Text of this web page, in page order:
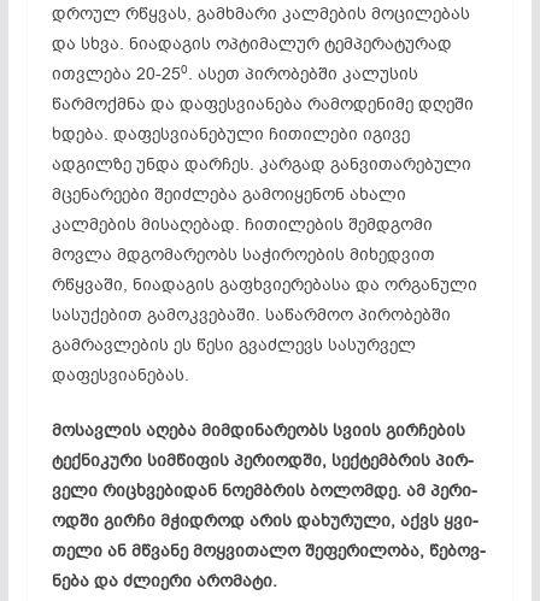
დროულ რწყვას, გამხმარი კალმების მოცი­ლებას
და სხვა. ნიადაგის ოპტიმალურ ტემპერატურად
ითვ­ლება 20-250. ასეთ პირობებში კალუსის
წარმოქმნა და დაფესვიანება რამოდენიმე დღეში
ხდება. დაფესვიანებული ჩითი­ლები იგივე
ადგილზე უნდა დარჩეს. კარგად განვითა­რებუ­ლი
მცენარეები შეიძლება გამოიყენონ ახალი
კალმების მისაღებად. ჩითილების შემდგომი
მოვლა მდგომარეობს საჭიროების მიხედვით
რწყვაში, ნიადაგის გაფხვიერებასა და ორგანული
სასუქებით გამოკვებაში. საწარმოო პირობებში
გამრავლების ეს წესი გვაძლევს სასურველ
დაფესვიანებას.
მო­სავ­ლის აღ­ე­ბა მიმ­დი­ნა­რე­ობს სვი­ის გირ­ჩე­ბის
ტექ­ნი­კუ­რი სიმ­წი­ფის პე­რი­ოდ­ში, სექ­ტემ­ბრის პირ­
ვე­ლი რიც­ხვე­ბი­დან ნო­ემ­ბრის ბო­ლომ­დე. ამ პე­რი­
ოდ­ში გირ­ჩი მჭიდ­როდ არ­ის და­ხუ­რუ­ლი, აქვს ყვი­
თე­ლი ან მწვა­ნე მოყ­ვი­თა­ლო შე­ფე­რი­ლო­ბა, წე­ბოვ­
ნე­ბა და ძლი­ე­რი არ­ომ­ა­ტი.